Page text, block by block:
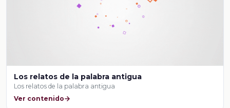
Los relatos de la palabra antigua
Los relatos de la palabra antigua
Ver contenido